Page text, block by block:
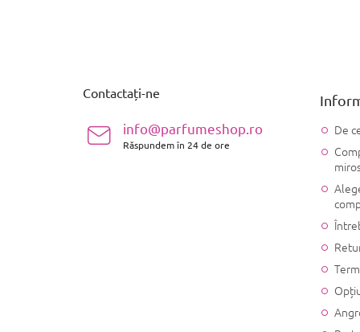
Contactați-ne
info@parfumeshop.ro
Răspundem în 24 de ore
De